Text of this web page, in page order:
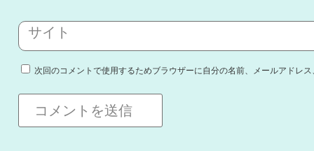
サイト
次回のコメントで使用するためブラウザーに自分の名前、メールアドレ